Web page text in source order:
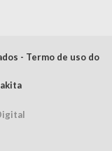
- Termo de uso do